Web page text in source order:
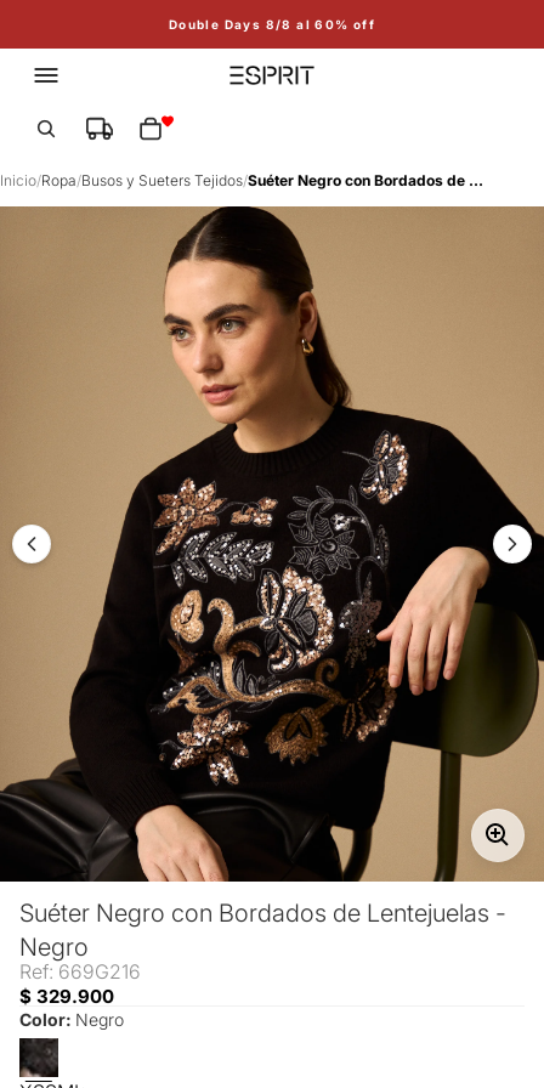
Double Days 8/8 al 60% off
Inicio/Ropa/Busos y Sueters Tejidos/ Suéter Negro con Bordados de Lentejuelas - Negro
Suéter Negro con Bordados de Lentejuelas -
Negro
Ref: 669G216
$ 329.900
Color: Negro